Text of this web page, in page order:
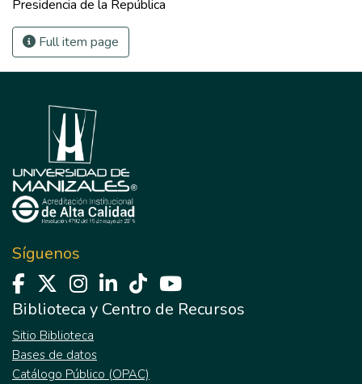
Presidencia de la República
Full item page
Síguenos
Biblioteca y Centro de Recursos
Sitio Biblioteca
Bases de datos
Catálogo Público (OPAC)